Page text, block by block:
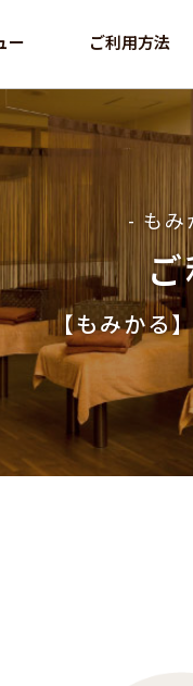
ー ご利用方法
- もみ
【もみかる